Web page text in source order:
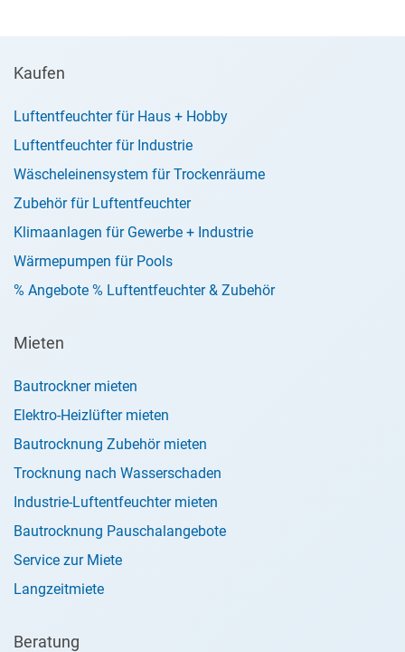
Kaufen
Luftentfeuchter für Haus + Hobby
Luftentfeuchter für Industrie
Wäscheleinensystem für Trockenräume
Zubehör für Luftentfeuchter
Klimaanlagen für Gewerbe + Industrie
Wärmepumpen für Pools
% Angebote % Luftentfeuchter & Zubehör
Mieten
Bautrockner mieten
Elektro-Heizlüfter mieten
Bautrocknung Zubehör mieten
Trocknung nach Wasserschaden
Industrie-Luftentfeuchter mieten
Bautrocknung Pauschalangebote
Service zur Miete
Langzeitmiete
Beratung